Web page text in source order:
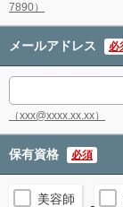
7890）
メールアドレス 必
（xxx@xxxx.xx.xx）
保有資格 必須
美容師